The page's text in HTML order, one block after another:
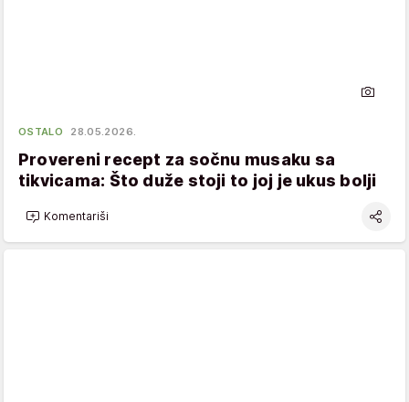
OSTALO 28.05.2026.
Provereni recept za sočnu musaku sa
tikvicama: Što duže stoji to joj je ukus bolji
Komentariši